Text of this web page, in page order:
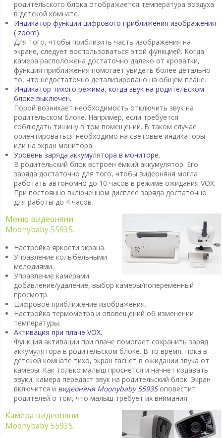
родительского блока отображается температура воздуха
в детской комнате.
Индикатор функции цифрового приближения изображения
( zoom).
Для того, чтобы приблизить часть изображения на
экране, следует воспользоваться этой функцией. Когда
камера расположена достаточно далеко от кроватки,
функция приближения помогает увидеть более детально
то, что недостаточно детализировано на общем плане.
Индикатор тихого режима, когда звук на родительском
блоке выключен.
Порой возникает необходимость отключить звук на
родительском блоке. Например, если требуется
соблюдать тишину в том помещении. В таком случае
ориентироваться необходимо на световые индикаторы
или на экран монитора.
Уровень заряда аккумулятора в мониторе.
В родительский блок встроен ёмкий аккумулятор. Его
заряда достаточно для того, чтобы видеоняня могла
работать автономно до 10 часов в режиме ожидания VOX.
При постоянно включенном дисплее заряда достаточно
для работы до 4 часов.
Меню видеоняни
Moonybaby 55935.
Настройка яркости экрана.
Управление колыбельными
мелодиями.
Управление камерами:
добавление/удаление, выбор камеры/попеременный
просмотр.
Цифровое приближение изображения.
Настройка термометра и оповещений об изменении
температуры.
Активация при плаче VOX.
Функция активации при плаче помогает сохранить заряд
аккумулятора в родительском блоке. В то время, пока в
детской комнате тихо, экран гаснет в ожидании звука от
камеры. Как только малыш проснется и начнет издавать
звуки, камера передаст звук на родительский блок. Экран
включится и видеоняня Moonybaby 55935оповестит
родителей о том, что малыш требует их внимания.
Камера видеоняни
Moonybaby 55935.